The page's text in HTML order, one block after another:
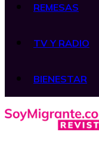
REMESAS
TV Y RADIO
BIENESTAR